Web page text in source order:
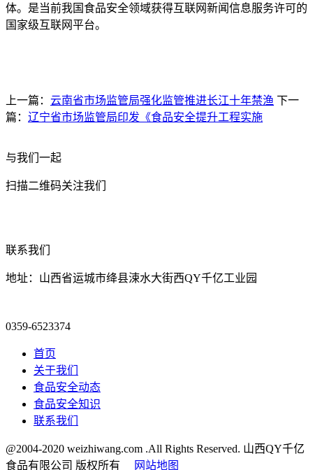
体。是当前我国食品安全领域获得互联网新闻信息服务许可的
国家级互联网平台。
上一篇： 云南省市场监管局强化监管推进长江十年禁渔 下一
篇： 辽宁省市场监管局印发《食品安全提升工程实施
与我们一起
扫描二维码关注我们
联系我们
地址：山西省运城市绛县涑水大街西QY千亿工业园
0359-6523374
首页
关于我们
食品安全动态
食品安全知识
联系我们
@2004-2020 weizhiwang.com .All Rights Reserved. 山西QY千亿
食品有限公司 版权所有
网站地图